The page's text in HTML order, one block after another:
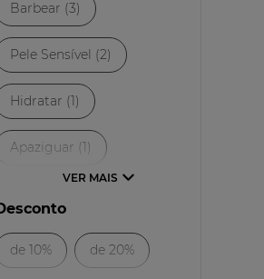
Barbear (3)
Pele Sensível (2)
Hidratar (1)
Apaziguar (1)
de 10% de 20%